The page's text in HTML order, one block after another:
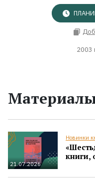
2003
21.07.2026
Новинки
книги,